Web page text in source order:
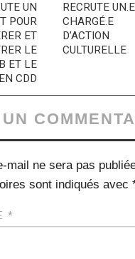
UN
POUR
ET
LE
ET LE
CDD
RECRUTE UN.E
CHARGÉ.E
D’ACTION
CULTURELLE
mail ne sera pas
sont indiqués avec
*